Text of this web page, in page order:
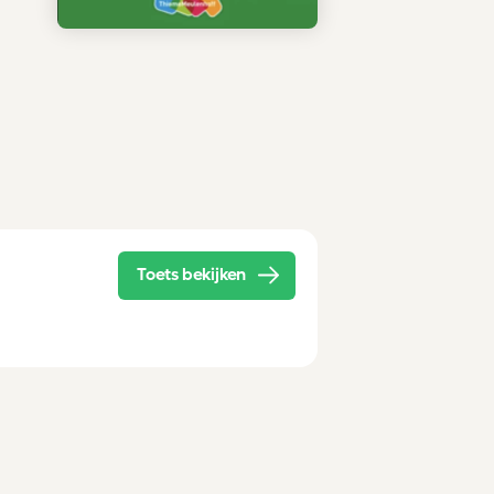
Toets bekijken